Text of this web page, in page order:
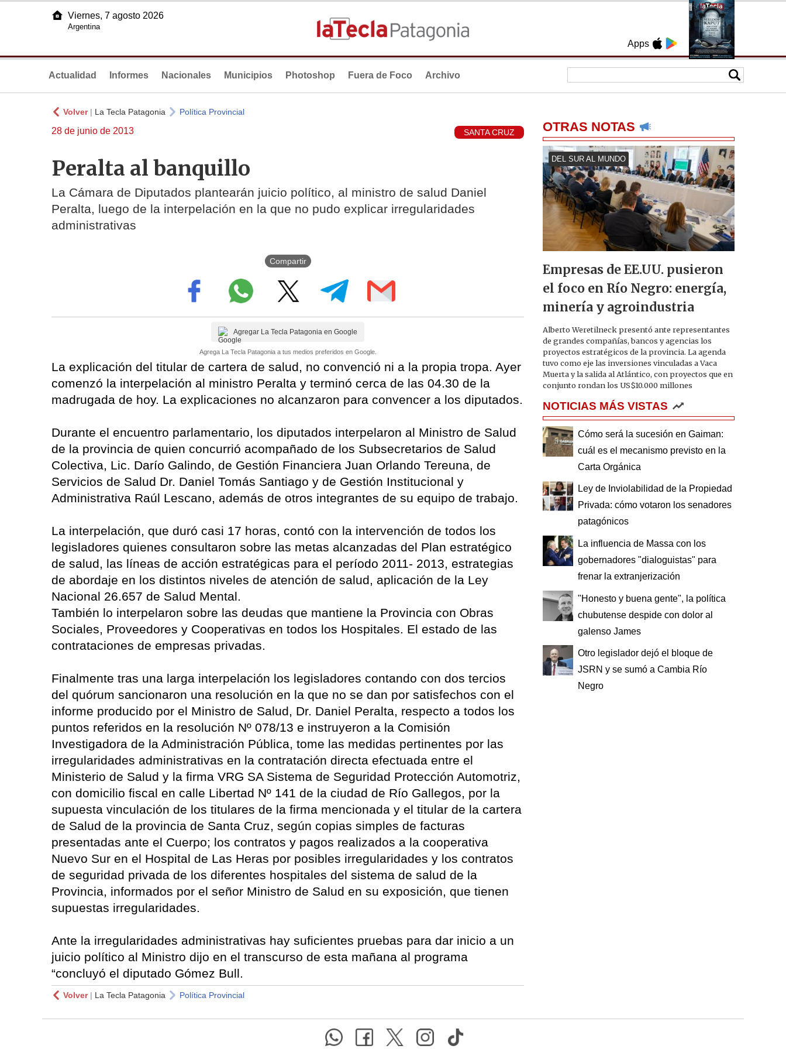
Apps
Viernes, 7 agosto 2026
Argentina
Actualidad Informes Nacionales Municipios Photoshop Fuera de Foco Archivo
Volver| La Tecla Patagonia Política Provincial
28 de junio de 2013 SANTA CRUZ
Peralta al banquillo
La Cámara de Diputados plantearán juicio político, al ministro de salud Daniel
Peralta, luego de la interpelación en la que no pudo explicar irregularidades
administrativas
Compartir
Agregar La Tecla Patagonia en Google
Agrega La Tecla Patagonia a tus medios preferidos en Google.
La explicación del titular de cartera de salud, no convenció ni a la propia tropa. Ayer
comenzó la interpelación al ministro Peralta y terminó cerca de las 04.30 de la
madrugada de hoy. La explicaciones no alcanzaron para convencer a los diputados.
Durante el encuentro parlamentario, los diputados interpelaron al Ministro de Salud
de la provincia de quien concurrió acompañado de los Subsecretarios de Salud
Colectiva, Lic. Darío Galindo, de Gestión Financiera Juan Orlando Tereuna, de
Servicios de Salud Dr. Daniel Tomás Santiago y de Gestión Institucional y
Administrativa Raúl Lescano, además de otros integrantes de su equipo de trabajo.
La interpelación, que duró casi 17 horas, contó con la intervención de todos los
legisladores quienes consultaron sobre las metas alcanzadas del Plan estratégico
de salud, las líneas de acción estratégicas para el período 2011- 2013, estrategias
de abordaje en los distintos niveles de atención de salud, aplicación de la Ley
Nacional 26.657 de Salud Mental.
También lo interpelaron sobre las deudas que mantiene la Provincia con Obras
Sociales, Proveedores y Cooperativas en todos los Hospitales. El estado de las
contrataciones de empresas privadas.
Finalmente tras una larga interpelación los legisladores contando con dos tercios
del quórum sancionaron una resolución en la que no se dan por satisfechos con el
informe producido por el Ministro de Salud, Dr. Daniel Peralta, respecto a todos los
puntos referidos en la resolución Nº 078/13 e instruyeron a la Comisión
Investigadora de la Administración Pública, tome las medidas pertinentes por las
irregularidades administrativas en la contratación directa efectuada entre el
Ministerio de Salud y la firma VRG SA Sistema de Seguridad Protección Automotriz,
con domicilio fiscal en calle Libertad Nº 141 de la ciudad de Río Gallegos, por la
supuesta vinculación de los titulares de la firma mencionada y el titular de la cartera
de Salud de la provincia de Santa Cruz, según copias simples de facturas
presentadas ante el Cuerpo; los contratos y pagos realizados a la cooperativa
Nuevo Sur en el Hospital de Las Heras por posibles irregularidades y los contratos
de seguridad privada de los diferentes hospitales del sistema de salud de la
Provincia, informados por el señor Ministro de Salud en su exposición, que tienen
supuestas irregularidades.
Ante la irregularidades administrativas hay suficientes pruebas para dar inicio a un
juicio político al Ministro dijo en el transcurso de esta mañana al programa
“concluyó el diputado Gómez Bull.
Volver| La Tecla Patagonia Política Provincial
OTRAS NOTAS
DEL SUR AL MUNDO
Empresas de EE.UU. pusieron
el foco en Río Negro: energía,
minería y agroindustria
Alberto Weretilneck presentó ante representantes
de grandes compañías, bancos y agencias los
proyectos estratégicos de la provincia. La agenda
tuvo como eje las inversiones vinculadas a Vaca
Muerta y la salida al Atlántico, con proyectos que en
conjunto rondan los US$10.000 millones
NOTICIAS MÁS VISTAS
Cómo será la sucesión en Gaiman:
cuál es el mecanismo previsto en la
Carta Orgánica
Ley de Inviolabilidad de la Propiedad
Privada: cómo votaron los senadores
patagónicos
La influencia de Massa con los
gobernadores "dialoguistas" para
frenar la extranjerización
"Honesto y buena gente", la política
chubutense despide con dolor al
galenso James
Otro legislador dejó el bloque de
JSRN y se sumó a Cambia Río
Negro